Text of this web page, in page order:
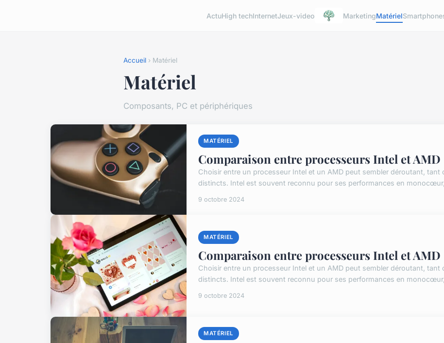
ActuHigh techInternetJeux-video MarketingMatériel
Accueil › Matériel
Matériel
Composants, PC et périphériques
MATÉRIEL
Comparaison entre processeurs Intel et AMD
Choisir entre un processeur Intel et un AMD peut sembler déroutant, tant
distincts. Intel est souvent reconnu pour ses performances en
9 octobre 2024
MATÉRIEL
Comparaison entre processeurs Intel et AMD
Choisir entre un processeur Intel et un AMD peut sembler déroutant, tant
distincts. Intel est souvent reconnu pour ses performances en
9 octobre 2024
MATÉRIEL